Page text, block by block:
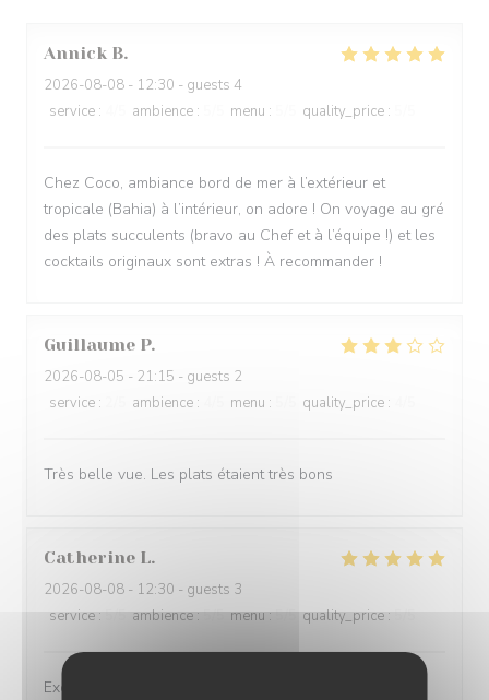
Annick B
2026-08-08 - 12:30 - guests 4
service : ambience : menu : quality_price :
Chez Coco, ambiance bord de mer à l’extérieur et
tropicale (Bahia) à l’intérieur, on adore ! On voyage au gré
des plats succulents (bravo au Chef et à l’équipe !) et les
cocktails originaux sont extras ! À recommander !
Guillaume P
2026-08-05 - 21:15 - guests 2
service : ambience : menu : quality_price :
Très belle vue. Les plats étaient très bons
Catherine L
2026-08-08 - 12:30 - guests 3
service:5/5 ambience:5/5 menu:5/5 quality_price:5/5
Excellent repas dans un cadre magnifique, service